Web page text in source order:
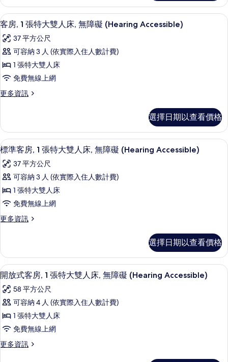
King
Beds)
的
所
有
相
片
式
客
房,
張
床
King
Beds)
詳
顯
示
客
房,
1
張
特
雙
人
床,
無
障
礙
(Hearing
Accessible)
的
有
相
片
8
客房, 1 張特大雙人床, 無障礙 (Hearing Accessible)
37 平方公尺
可容納 3 人 (依實際入住人數計費)
1 張特大雙人床
免費無線上網
更多資訊
更
1
張
特
雙
人
無
障
(Hearing
情
選擇日期以查看價格
顯
示
標
準
客
房,
1
特
大
雙
人
床,
無
障
礙
高級寢具、羽絨被、舒適加層、迷你吧
8
標準客房, 1 張特大雙人床, 無障礙 (Hearing Accessible)
37 平方公尺
可容納 3 人 (依實際入住人數計費)
1 張特大雙人床
免費無線上網
更多資訊
更
客
房,
1
張
特
大
人
床,
障
選擇日期以查看價格
顯
示
開
放
式
客
房,
高級寢具、羽絨被、舒適加層、迷你吧
8
開放式客房, 1 張特大雙人床, 無障礙 (Hearing Accessible)
58 平方公尺
可容納 4 人 (依實際入住人數計費)
1 張特大雙人床
免費無線上網
更多資訊
更